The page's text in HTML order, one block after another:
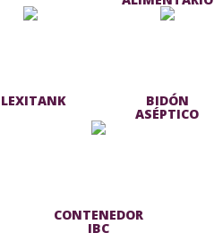
BIDÓN
ASÉPTICO
CONTENEDOR
IBC